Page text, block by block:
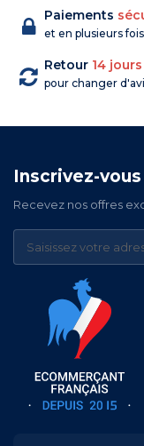
Paiements
et en plusieurs fois
Retour 14 jours
pour changer
Inscrivez-
Recevez nos offres